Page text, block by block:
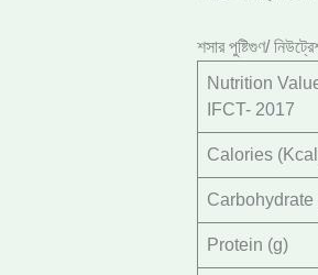
শসার পুষ্টিগুণ/
Nutrition
IFCT- 2017
Calories
Carbohydrate
Protein (g)